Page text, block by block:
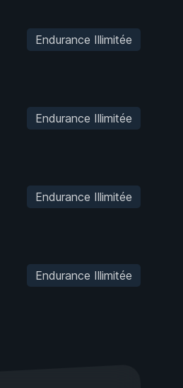
Endurance Illimitée
Endurance Illimitée
Endurance Illimitée
Endurance Illimitée